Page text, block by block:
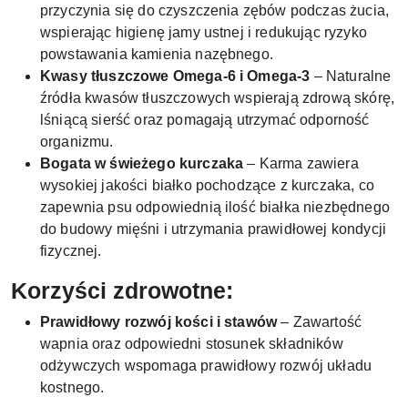
przyczynia się do czyszczenia zębów podczas żucia,
wspierając higienę jamy ustnej i redukując ryzyko
powstawania kamienia nazębnego.
Kwasy tłuszczowe Omega-6 i Omega-3 – Naturalne
źródła kwasów tłuszczowych wspierają zdrową skórę,
lśniącą sierść oraz pomagają utrzymać odporność
organizmu.
Bogata w świeżego kurczaka – Karma zawiera
wysokiej jakości białko pochodzące z kurczaka, co
zapewnia psu odpowiednią ilość białka niezbędnego
do budowy mięśni i utrzymania prawidłowej kondycji
fizycznej.
Korzyści zdrowotne:
Prawidłowy rozwój kości i stawów– Zawartość
wapnia oraz odpowiedni stosunek składników
odżywczych wspomaga prawidłowy rozwój układu
kostnego.